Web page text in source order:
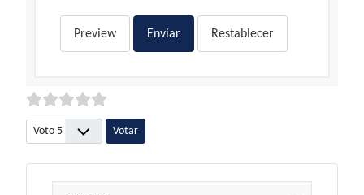
Preview Enviar Restablecer
Por favor, vote